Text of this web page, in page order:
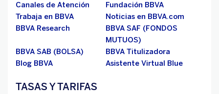
Canales de Atención
Fundación BBVA
Trabaja en BBVA
Noticias en BBVA.com
BBVA Research
BBVA SAF (FONDOS
MUTUOS)
BBVA SAB (BOLSA)
BBVA Titulizadora
Blog BBVA
Asistente Virtual Blue
TASAS Y TARIFAS